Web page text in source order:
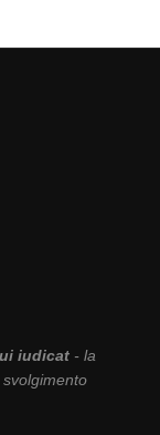
iudicat- la